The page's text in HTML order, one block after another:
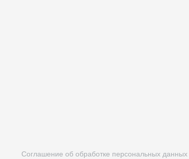
Соглашение об обработке персональных данных